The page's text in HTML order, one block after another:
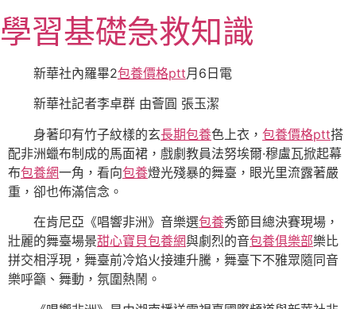
至
主
學習基礎急救知識
新華社內羅畢2包養價格ptt月6日電
新華社記者李卓群 由薈圓 張玉潔
身著印有竹子紋樣的玄長期包養色上衣， 包養價格ptt搭
配非洲蠟布制成的馬面裙，戲劇教員法努埃爾·穆盧瓦掀起幕
布包養網一角，看向包養燈光殘暴的舞臺，眼光里流露著嚴
重，卻也佈滿信念。
在肯尼亞《唱響非洲》音樂選包養秀節目總決賽現場，
壯麗的舞臺場景甜心寶貝包養網與劇烈的音包養俱樂部樂比
拼交相浮現，舞臺前冷焰火接連升騰，舞臺下不雅眾隨同音
樂呼籲、舞動，氛圍熱鬧。